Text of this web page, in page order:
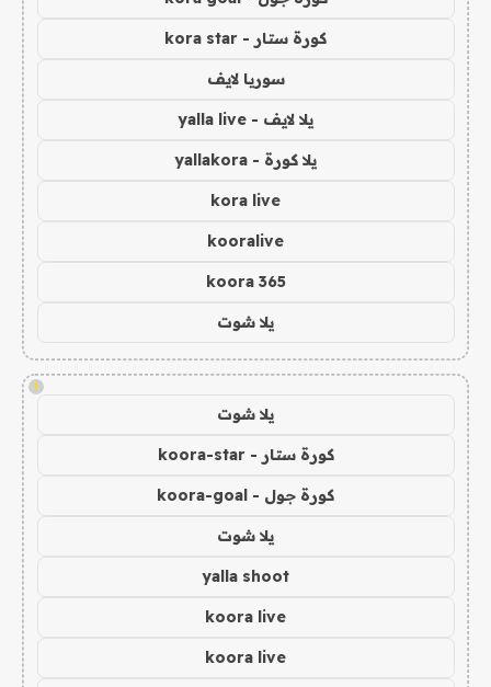
كورة ستار - kora star
سوريا لايف
يلا لايف - yalla live
يلا كورة - yallakora
kora live
kooralive
koora 365
يلا شوت
!
يلا شوت
كورة ستار - koora-star
كورة جول - koora-goal
يلا شوت
yalla shoot
koora live
koora live